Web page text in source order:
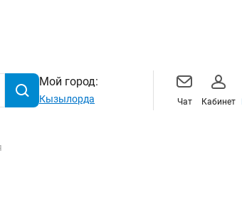
Мой город:
Кызылорда Чат Кабинет